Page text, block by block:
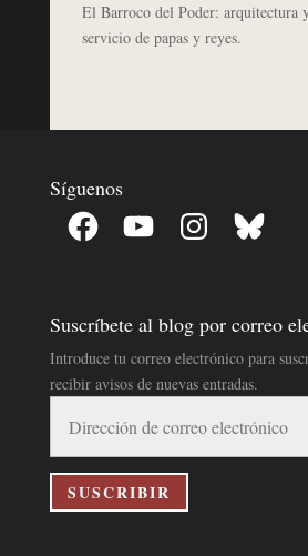
El Barroco del Poder: arquitectura
servicio de papas y reyes.
Síguenos
Facebook YouTube InstagramBluesky
Suscríbete al blog por correo
Introduce tu correo electrónico para
recibir avisos de nuevas entradas.
correo
electrónico
SUSCRIBIR